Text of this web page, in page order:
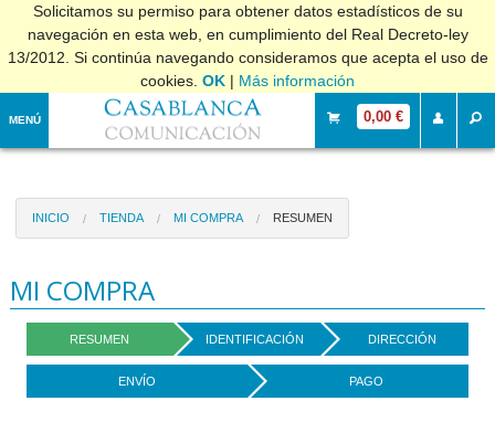
Solicitamos su permiso para obtener datos estadísticos de su
navegación en esta web, en cumplimiento del Real Decreto-ley
13/2012. Si continúa navegando consideramos que acepta el uso de
cookies. OK | Más información
MENÚ 0,00 €
INICIO TIENDA MI COMPRA RESUMEN
MI COMPRA
RESUMEN IDENTIFICACIÓN DIRECCIÓN
ENVÍO PAGO